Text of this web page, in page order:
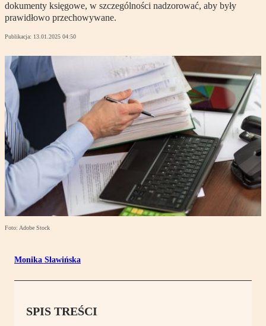
dokumenty księgowe, w szczególności nadzorować, aby były
prawidłowo przechowywane.
Publikacja: 13.01.2025 04:50
Foto: Adobe Stock
Monika Sławińska
SPIS TREŚCI